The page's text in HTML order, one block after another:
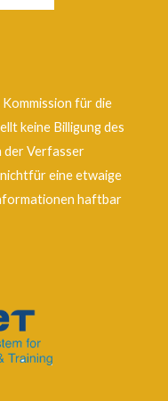
für die
keine Billigung des
der Verfasser
eine etwaige
haftbar